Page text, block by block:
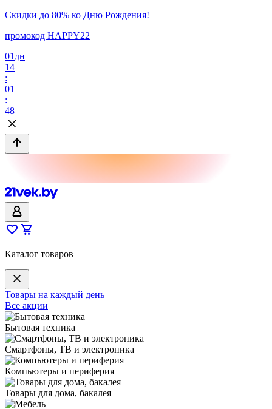
Скидки до 80% ко Дню Рождения!
промокод HAPPY22
01 дн
14
:
01
:
48
Каталог товаров
Товары на каждый день
Все акции
Бытовая техника
Смартфоны, ТВ и электроника
Компьютеры и периферия
Товары для дома, бакалея